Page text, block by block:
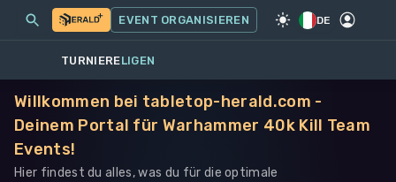
SPIEL·WARHAMMER 40K
MEINE EVENTS MEHR
EVENT ORGANISIEREN DE
TURNIERELIGEN
Willkommen bei tabletop-herald.com -
Deinem Portal für Warhammer 40k Kill Team
Events!
Hier findest du alles, was du für die optimale